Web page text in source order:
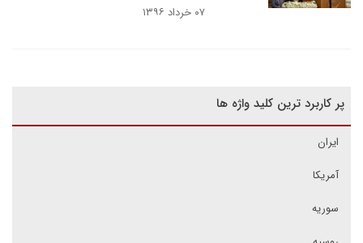
۰۷ خرداد ۱۳۹۶
پر کاربرد ترین کلید واژه ها
ایران
آمریکا
سوریه